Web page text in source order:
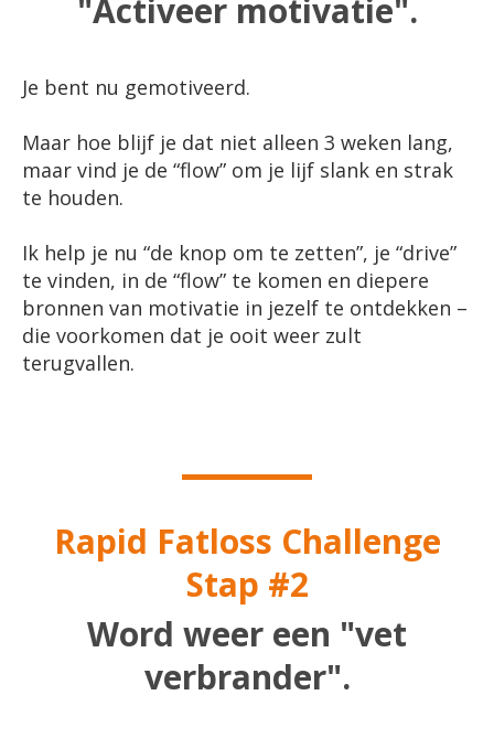
"Activeer motivatie".
Je bent nu gemotiveerd.
Maar hoe blijf je dat niet alleen 3 weken lang,
maar vind je de “flow” om je lijf slank en strak
te houden.
Ik help je nu “de knop om te zetten”, je “drive”
te vinden, in de “flow” te komen en diepere
bronnen van motivatie in jezelf te ontdekken –
die voorkomen dat je ooit weer zult
terugvallen.
Rapid Fatloss Challenge
Stap #2
Word weer een "vet
verbrander".